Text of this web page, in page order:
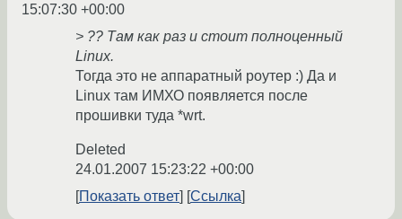
15:07:30 +00:00
> ?? Там как раз и стоит полноценный
Linux.
Тогда это не аппаратный роутер :) Да и
Linux там ИМХО появляется после
прошивки туда *wrt.
Deleted
24.01.2007 15:23:22 +00:00
Показать ответ
Ссылка